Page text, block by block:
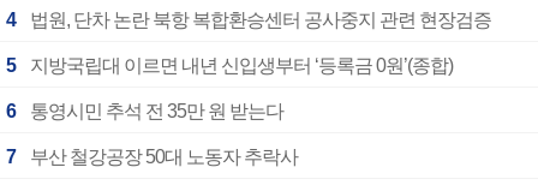
4 법원, 단차 논란 북항 복합환승센터 공사중지 관련 현장검증
5 지방국립대 이르면 내년 신입생부터 ‘등록금 0원’(종합)
6 통영시민 추석 전 35만 원 받는다
7 부산 철강공장 50대 노동자 추락사